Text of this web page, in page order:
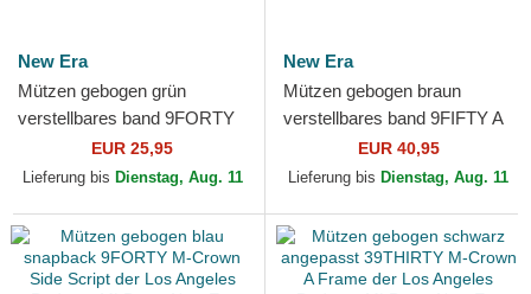
New Era
Mützen gebogen grün
verstellbares band 9FORTY
League Ess 9FORTY League
Essential der Los Angeles...
EUR 25,95
Lieferung bis Dienstag, Aug. 11
New Era
Mützen gebogen braun
verstellbares band 9FIFTY A
Frame Suede Visor der Los
Angeles Dodgers MLB...
EUR 40,95
Lieferung bis Dienstag, Aug. 11